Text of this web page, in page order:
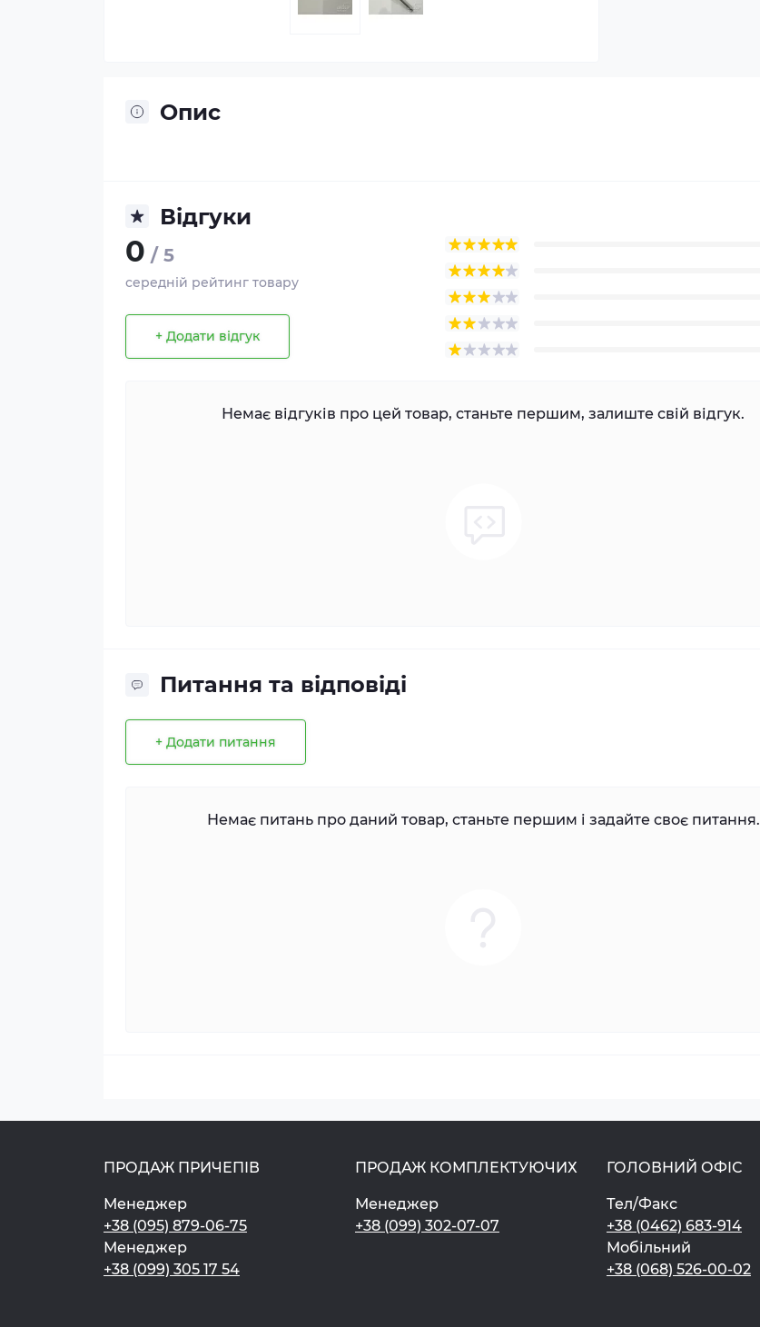
Опис
Відгуки
0 / 5
середній рейтинг товару
+ Додати відгук
Немає відгуків про цей товар, станьте першим, залиште свій відгук.
Питання та відповіді
+ Додати питання
Немає питань про даний товар, станьте першим і задайте своє питання.
ПРОДАЖ ПРИЧЕПІВ
Менеджер
+38 (095) 879-06-75
Менеджер
+38 (099) 305 17 54
ПРОДАЖ КОМПЛЕКТУЮЧИХ
Менеджер
+38 (099) 302-07-07
ГОЛОВНИЙ ОФІС
Тел/Факс
+38 (0462) 683-914
Мобільний
+38 (068) 526-00-02